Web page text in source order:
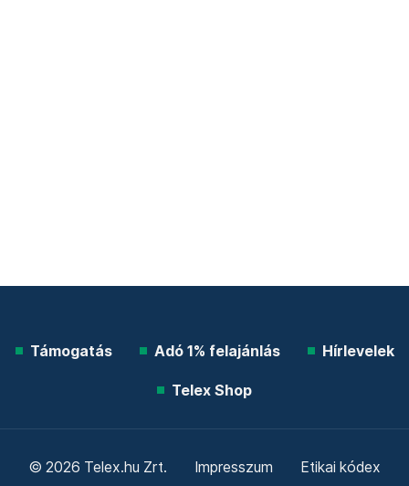
Támogatás Adó 1% felajánlás Hírlevelek
Telex Shop
© 2026 Telex.hu Zrt. Impresszum Etikai kódex